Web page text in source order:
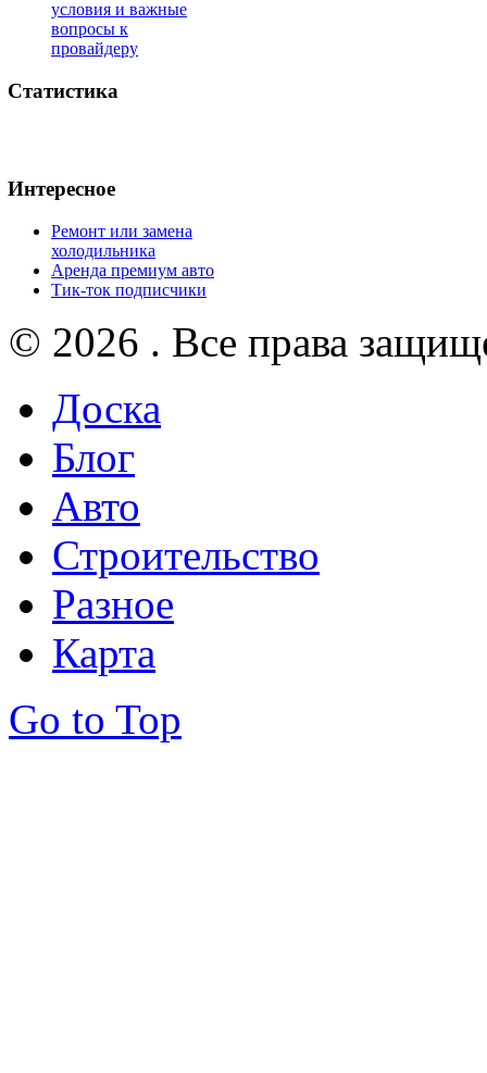
условия и важные
вопросы к
провайдеру
Статистика
Интересное
Ремонт или замена
холодильника
Аренда премиум авто
Тик-ток подписчики
© 2026 . Все права
Доска
Блог
Авто
Строительство
Разное
Карта
Go to Top